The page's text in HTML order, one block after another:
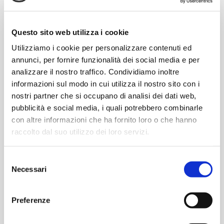
Questo sito web utilizza i cookie
Utilizziamo i cookie per personalizzare contenuti ed
annunci, per fornire funzionalità dei social media e per
analizzare il nostro traffico. Condividiamo inoltre
informazioni sul modo in cui utilizza il nostro sito con i
nostri partner che si occupano di analisi dei dati web,
pubblicità e social media, i quali potrebbero combinarle
con altre informazioni che ha fornito loro o che hanno
raccolto dal suo utilizzo dei loro servizi.
delNecessari
Preferenze
La tamponatura laterale è realizzata
fenolico o con tavole maschiate, il tutto
trattato con impregnante all’acqua
protettivo ed antisfogliamento.
I pannelli di okume’ sono dotati di un
superiore che nella parte inferiore per
impedire che il cavallo possa rovinarli
mordendoli.
In alternativa è possibile avere la tamponatura
perimetro, per entrambe le soluzioni di